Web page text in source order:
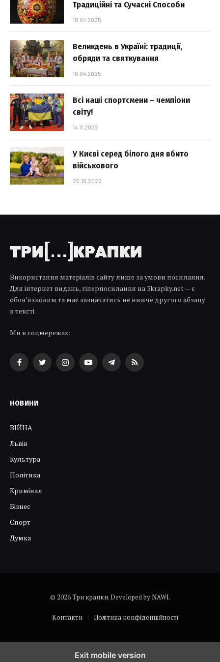
Традиційні та Сучасні Способи
18.04.2025
Великдень в Україні: традиції,
обряди та святкування
18.04.2025
Всі наші спортсмени – чемпіони
світу!
14.11.2022
У Києві серед білого дня вбито
військового
22.10.2022
Використання матеріалів сайту лише за умови посилання.
Для інтернет видань, гіперпосилання на 3krapky.net — є
обов’язковим та має зазначатись не нижче другого абзацу
в тексті.
Ми в соцмережах:
FacebookTwitterInstagramYouTubeTelegramRSS
НОВИНИ
ВІЙНА
Львів
Культура
Політика
Кримінал
Бізнес
Спорт
Думка
© 2026 Три крапки. Developed byNAWI.
Контакти Політика конфіденційності
Exit mobile version